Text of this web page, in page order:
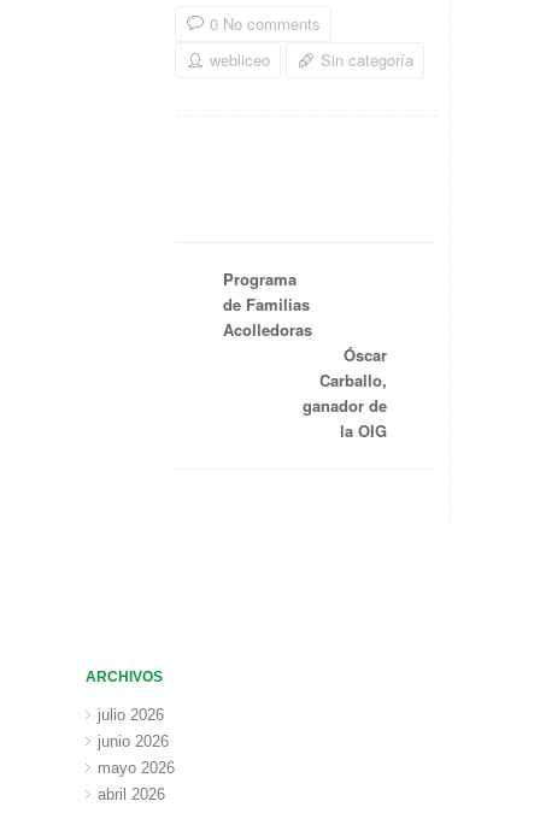
0 No comments
webliceo
Sin categoría
Programa
de Familias
Acolledoras
Óscar
Carballo,
ganador de
la OIG
ARCHIVOS
julio 2026
junio 2026
mayo 2026
abril 2026